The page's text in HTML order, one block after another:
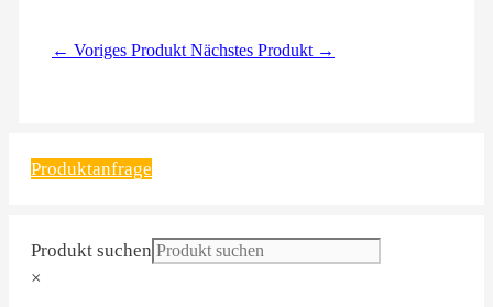
← Voriges Produkt Nächstes Produkt →
Produktanfrage
Produkt suchen
×